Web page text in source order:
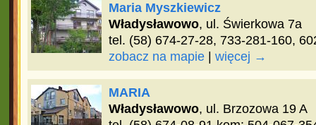
Maria Myszkiewicz
Władysławowo, ul. Świerkowa 7a
tel. (58) 674-27-28, 733-281-160,
zobacz na mapie| więcej →
MARIA
Władysławowo, ul. Brzozowa 19 A